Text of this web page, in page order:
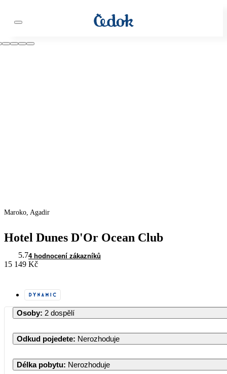
Maroko, Agadir
Hotel Dunes D'Or Ocean Club
5.74 hodnocení zákazníků
15 149 Kč
Osoby: 2 dospělí
Odkud pojedete: Nerozhoduje
Délka pobytu: Nerozhoduje